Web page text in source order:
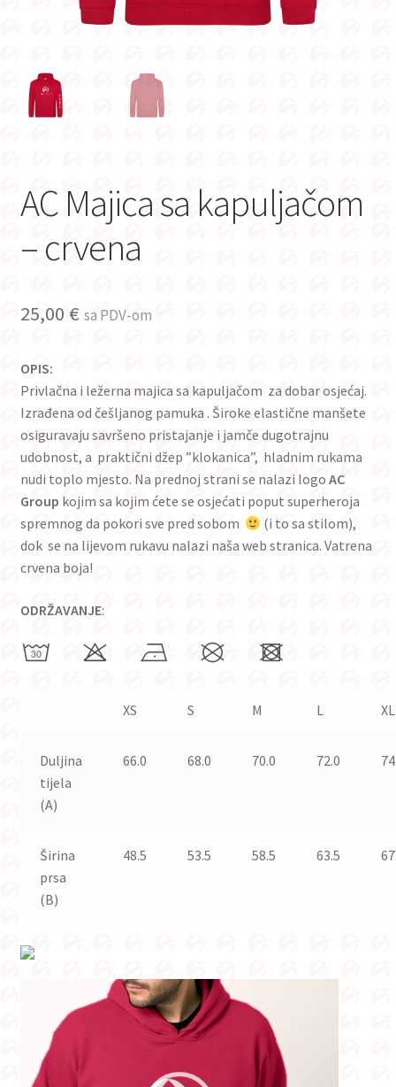
AC Majica sa kapuljačom
– crvena
25,00 € sa PDV-om
OPIS:
Privlačna i ležerna majica sa kapuljačom za dobar osjećaj.
Izrađena od češljanog pamuka . Široke elastične manšete
osiguravaju savršeno pristajanje i jamče dugotrajnu
udobnost, a praktični džep ”klokanica”, hladnim rukama
nudi toplo mjesto. Na prednoj strani se nalazi logo AC
Group kojim sa kojim ćete se osjećati poput superheroja
spremnog da pokori sve pred sobom
(i to sa stilom),
dok se na lijevom rukavu nalazi naša web stranica. Vatrena
crvena boja!
ODRŽAVANJE:
XS S M L XL
Duljina
tijela
(A)
66.0 68.0 70.0 72.0
Širina
prsa
(B)
48.5 53.5 58.5 63.5
videozapisa